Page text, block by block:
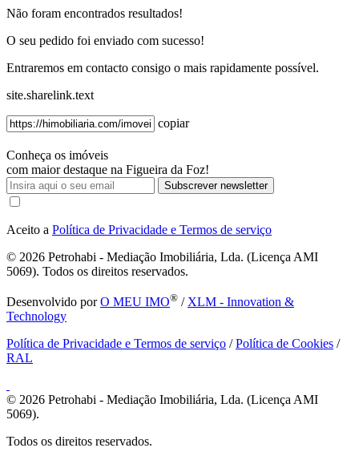
Não foram encontrados resultados!
O seu pedido foi enviado com sucesso!
Entraremos em contacto consigo o mais rapidamente possível.
site.sharelink.text
copiar
Conheça os imóveis
com maior destaque na Figueira da Foz!
Subscrever newsletter
Aceito a Política de Privacidade e Termos de serviço
© 2026 Petrohabi - Mediação Imobiliária, Lda. (Licença AMI
5069). Todos os direitos reservados.
Desenvolvido porO MEU IMO® / XLM - Innovation &
Technology
Política de Privacidade e Termos de serviço /Política de Cookies /
RAL
© 2026 Petrohabi - Mediação Imobiliária, Lda. (Licença AMI
5069).
Todos os direitos reservados.